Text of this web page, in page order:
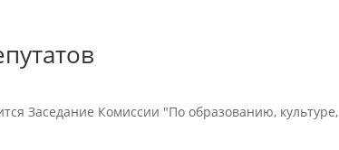
Заседание Комиссии "По образованию, культуре,